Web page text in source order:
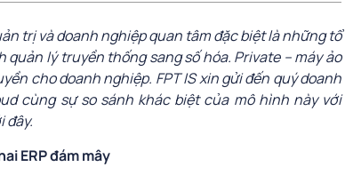
trị và doanh nghiệp quan tâm đặc biệt là những tổ
lý truyền thống sang số hóa. Private – máy ảo
cho doanh nghiệp. FPT IS xin gửi đến quý doanh
cùng sự so sánh khác biệt của mô hình này với
đây.
ERP đám mây